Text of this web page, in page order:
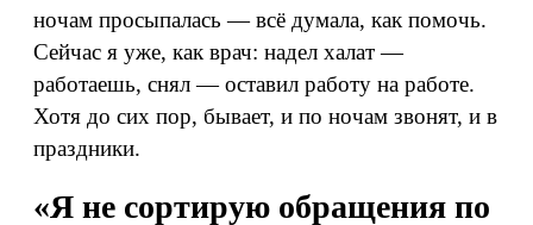
ночам просыпалась — всё думала, как помочь.
Сейчас я уже, как врач: надел халат —
работаешь, снял — оставил работу на работе.
Хотя до сих пор, бывает, и по ночам звонят, и в
праздники.
«Я не сортирую обращения по